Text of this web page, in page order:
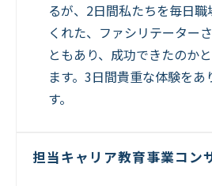
るが、2日間私たちを毎日
くれた、ファシリテーター
ともあり、成功できたのか
ます。3日間貴重な体験をあ
す。
担当キャリア教育事業コン